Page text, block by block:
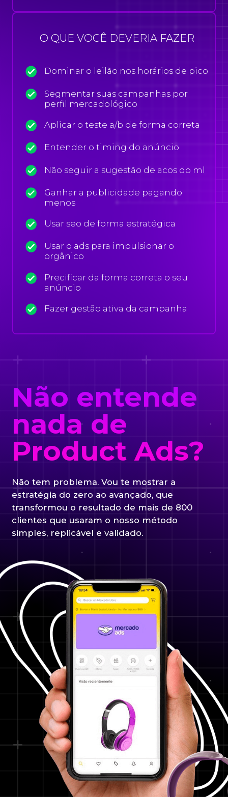
O QUE VOCÊ DEVERIA FAZER
Dominar o leilão nos horários de pico
Segmentar suas campanhas por
perfil mercadológico
Aplicar o teste a/b de forma correta
Entender o timing do anúncio
Não seguir a sugestão de acos do ml
Ganhar a publicidade pagando
menos
Usar seo de forma estratégica
Usar o ads para impulsionar o
orgânico
Precificar da forma correta o seu
anúncio
Fazer gestão ativa da campanha
Não entende
nada de
Product Ads?
Não tem problema. Vou te mostrar a
estratégia do zero ao avançado, que
transformou o resultado de mais de 800
clientes que usaram o nosso método
simples, replicável e validado.